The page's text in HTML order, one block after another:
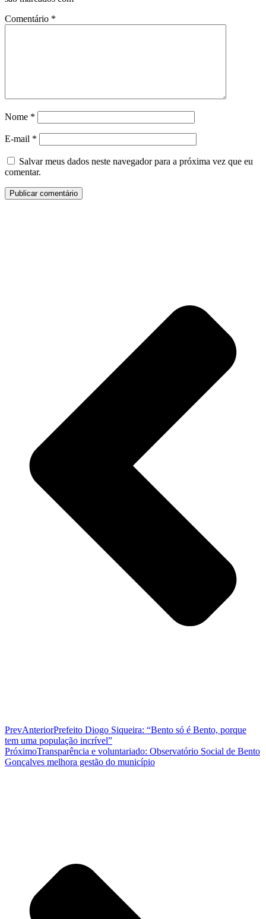
Comentário *
Nome *
E-mail *
Salvar meus dados neste navegador para a próxima vez que eu
comentar.
PrevAnteriorPrefeito Diogo Siqueira: “Bento só é Bento, porque
tem uma população incrível”
PróximoTransparência e voluntariado: Observatório Social de Bento
Gonçalves melhora gestão do município